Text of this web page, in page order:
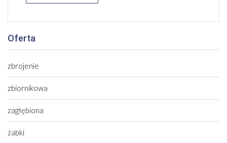
Oferta
zbrojenie
zbiornikowa
zagłębiona
żabki